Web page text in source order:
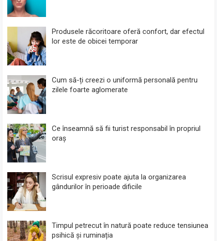
Produsele răcoritoare oferă confort, dar efectul
lor este de obicei temporar
Cum să-ți creezi o uniformă personală pentru
zilele foarte aglomerate
Ce înseamnă să fii turist responsabil în propriul
oraș
Scrisul expresiv poate ajuta la organizarea
gândurilor în perioade dificile
Timpul petrecut în natură poate reduce tensiunea
psihică și ruminația